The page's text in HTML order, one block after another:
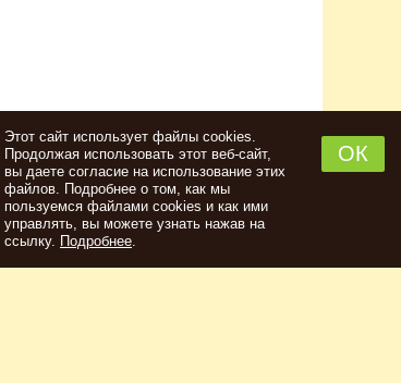
НАБОР ТРАВ И СПЕЦИЙ ШОТЛАНДСКИЙ
ВИСКИ
Этот сайт использует файлы cookies.
Продолжая использовать этот веб-сайт,
вы даете согласие на использование этих
файлов. Подробнее о том, как мы
пользуемся файлами cookies и как ими
управлять, вы можете узнать нажав на
ссылку. Подробнее
ОК